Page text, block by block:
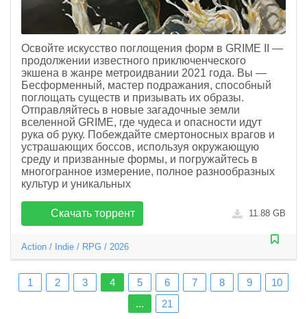
Освойте искусство поглощения форм в GRIME II —
продолжении известного приключенческого
экшена в жанре метроидвании 2021 года. Вы —
Бесформенный, мастер подражания, способный
поглощать существ и призывать их образы.
Отправляйтесь в новые загадочные земли
вселенной GRIME, где чудеса и опасности идут
рука об руку. Побеждайте смертоносных врагов и
устрашающих боссов, используя окружающую
среду и призванные формы, и погружайтесь в
многогранное измерение, полное разнообразных
культур и уникальных
Скачать торрент 11.88 GB
Action / Indie / RPG / 2026
1 2 3 4 5 6 7 8 9
10
...
21